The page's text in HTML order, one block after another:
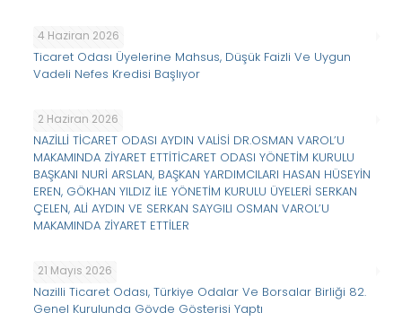
4 Haziran 2026
Ticaret Odası Üyelerine Mahsus, Düşük Faizli Ve Uygun
Vadeli Nefes Kredisi Başlıyor
2 Haziran 2026
NAZİLLİ TİCARET ODASI AYDIN VALİSİ DR.OSMAN VAROL’U
MAKAMINDA ZİYARET ETTİTİCARET ODASI YÖNETİM KURULU
BAŞKANI NURİ ARSLAN, BAŞKAN YARDIMCILARI HASAN HÜSEYİN
EREN, GÖKHAN YILDIZ İLE YÖNETİM KURULU ÜYELERİ SERKAN
ÇELEN, ALİ AYDIN VE SERKAN SAYGILI OSMAN VAROL’U
MAKAMINDA ZİYARET ETTİLER
21 Mayıs 2026
Nazilli Ticaret Odası, Türkiye Odalar Ve Borsalar Birliği 82.
Genel Kurulunda Gövde Gösterisi Yaptı